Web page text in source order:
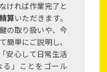
ければ作業完了と
算いただきます。
の取り扱いや、今
簡単にご説明し、
安心して日常生活
る」ことをゴール